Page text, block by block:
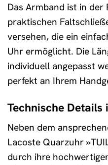
Das Armband ist in der
praktischen
versehen, die ein
Uhr ermöglicht. Die
individuell angepasst
perfekt an Ihrem
Technische
Neben dem
Lacoste Quarzuhr
durch ihre